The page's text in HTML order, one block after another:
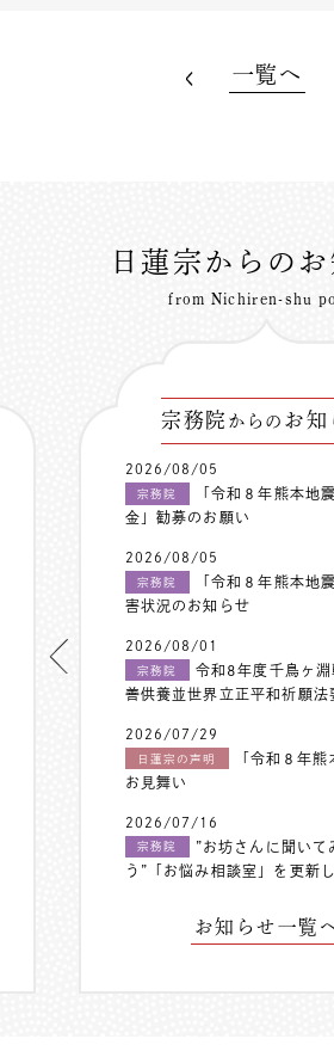
一覧へ
日蓮宗からの
from Nichiren-shu
宗務院 からの お知
2026/08/05
宗務院
「令和８年熊本地
金」勧募のお願い
2026/08/05
宗務院
「令和８年熊本地
害状況のお知らせ
2026/08/01
宗務院
令和8年度千鳥ヶ淵
善供養並世界立正平和祈願法
2026/07/29
日蓮宗の声明
「令和８年熊
お見舞い
2026/07/16
宗務院
”お坊さんに聞いて
う”「お悩み相談室」を更新
お知らせ一覧